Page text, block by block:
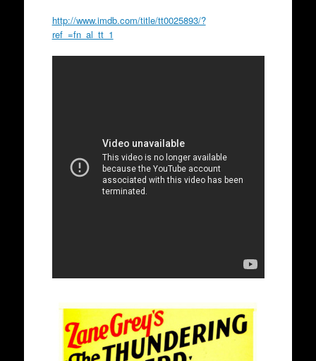
http://www.imdb.com/title/tt0025893/?
ref_=fn_al_tt_1